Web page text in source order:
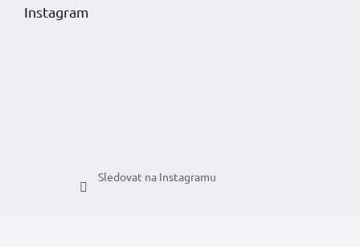
Instagram
Sledovat na Instagramu